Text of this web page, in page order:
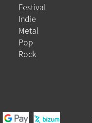
Festival
Indie
Metal
Pop
Rock